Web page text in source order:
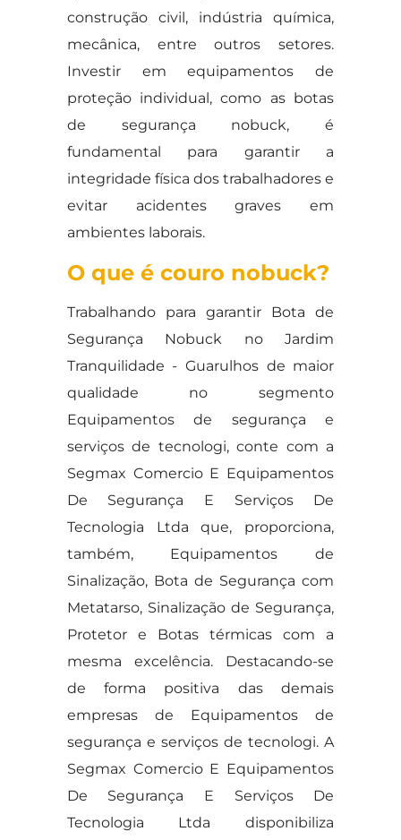
construção civil, indústria química,
mecânica, entre outros setores.
Investir em equipamentos de
proteção individual, como as botas
de segurança nobuck, é
fundamental para garantir a
integridade física dos trabalhadores e
evitar acidentes graves em
ambientes laborais.
O que é couro nobuck?
Trabalhando para garantir Bota de
Segurança Nobuck no Jardim
Tranquilidade - Guarulhos de maior
qualidade no segmento
Equipamentos de segurança e
serviços de tecnologi, conte com a
Segmax Comercio E Equipamentos
De Segurança E Serviços De
Tecnologia Ltda que, proporciona,
também, Equipamentos de
Sinalização, Bota de Segurança com
Metatarso, Sinalização de Segurança,
Protetor e Botas térmicas com a
mesma excelência. Destacando-se
de forma positiva das demais
empresas de Equipamentos de
segurança e serviços de tecnologi. A
Segmax Comercio E Equipamentos
De Segurança E Serviços De
Tecnologia Ltda disponibiliza